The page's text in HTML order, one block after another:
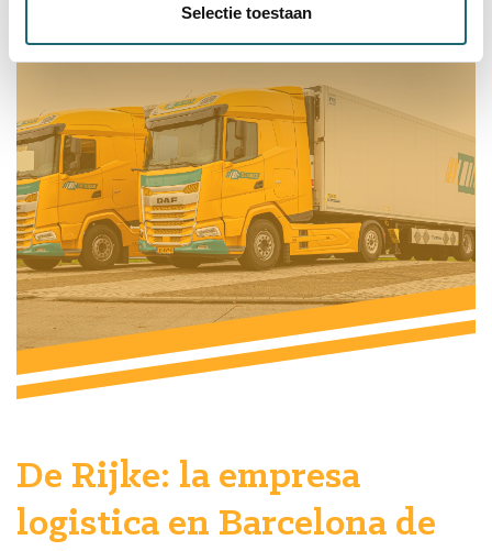
Selectie toestaan
De Rijke: la empresa
logistica en Barcelona de